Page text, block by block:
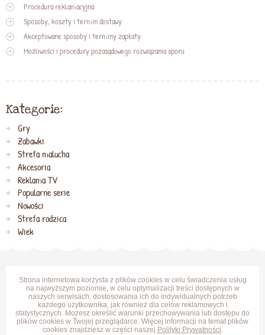
Procedura reklamacyjna
Sposoby, koszty i termin dostawy
Akceptowane sposoby i terminy zapłaty
Możliwości i procedury pozasądowego rozwiązania sporu
Kategorie:
Gry
Zabawki
Strefa malucha
Akcesoria
Reklama TV
Popularne serie
Nowości
Strefa rodzica
Wiek
Strona internetowa korzysta z plików cookies w celu świadczenia usług
na najwyższym poziomie, w celu optymalizacji treści dostępnych w
naszych serwisach, dostosowania ich do indywidualnych potrzeb
każdego użytkownika, jak również dla celów reklamowych i
statystycznych. Możesz określić warunki przechowywania lub dostępu do
plików cookies w Twojej przeglądarce. Więcej informacji na temat plików
cookies znajdziesz w części naszej Polityki Prywatności.